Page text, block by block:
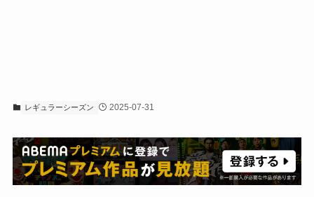
レギュラーシーズン 2025-07-31